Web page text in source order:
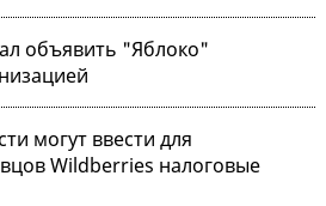
объявить "Яблоко"
могут ввести для
Wildberries налоговые